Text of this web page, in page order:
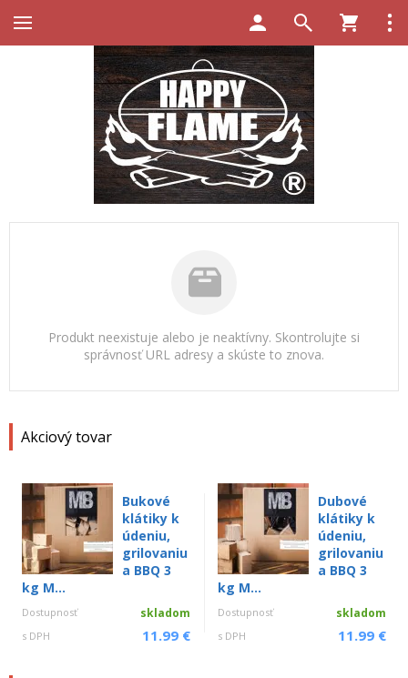
Akciový tovar
Bukové
klátiky k
údeniu,
grilovaniu
a BBQ 3
kg M...
Dostupnosť skladom
s DPH 11.99 €
Dubové
klátiky k
údeniu,
grilovaniu
a BBQ 3
kg M...
Dostupnosť skladom
s DPH 11.99 €
Produkt neexistuje alebo je neaktívny. Skontrolujte si
správnosť URL adresy a skúste to znova.